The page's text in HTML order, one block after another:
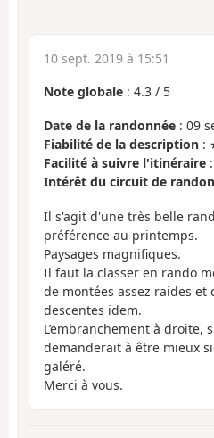
10 sept. 2019 à 15:51
Note globale : 4.3 / 5
Date de la randonnée : 09
Fiabilité de la description :
Facilité à suivre l'itinéraire
Intérêt du circuit de
Il s'agit d'une très belle
préférence au printemps.
Paysages magnifiques.
Il faut la classer en rando
de montées assez raides et
descentes idem.
L’embranchement à
demanderait à être mieux
galéré.
Merci à vous.